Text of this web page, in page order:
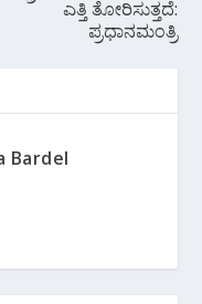
ಎತ್ತಿ ತೋರಿಸುತ್ತದೆ:
ಪ್ರಧಾನಮಂತ್ರಿ
Bardel